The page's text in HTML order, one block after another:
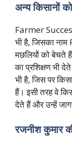
अन्य किसानों
Farmer
भी है, जिसका
मछलियों को बेचते
का प्रशिक्षण भी
भी है, जिस पर
हैं। इसी तरह वे
देते हैं और उन्हें
रजनीश कुमार